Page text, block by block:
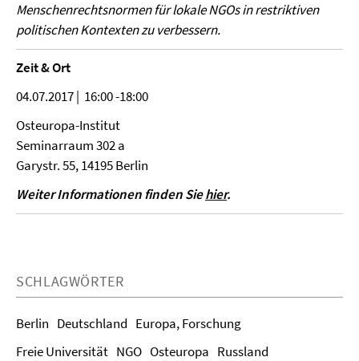
Menschenrechtsnormen für lokale NGOs in restriktiven
politischen Kontexten zu verbessern.
Zeit & Ort
04.07.2017| 16:00 -18:00
Osteuropa-Institut
Seminarraum 302 a
Garystr. 55, 14195 Berlin
Weiter Informationen finden Siehier.
SCHLAGWÖRTER
Berlin Deutschland Europa, Forschung
Freie Universität NGO Osteuropa Russland